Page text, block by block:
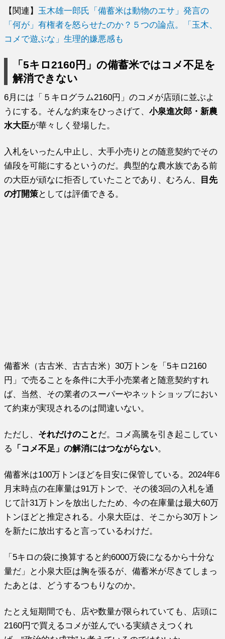
【関連】 玉木雄一郎氏「備蓄米は動物のエサ」発言の
「何が」有権者を怒らせたのか？５つの論点。「玉木、
コメで遊ぶな」生理的嫌悪感も
「5キロ2160円」の備蓄米ではコメ不足を
解消できない
6月には「５キログラム2160円」のコメが店頭に並ぶよ
うにする。そんな約束をひっさげて、小泉進次郎・新農
水大臣が華々しく登場した。
入札をいったん中止し、大手小売りとの随意契約でその
値段を可能にするというのだ。典型的な農水族である前
の大臣が頑なに拒否していたことであり、むろん、
目先
の打開策としては評価できる。
備蓄米（古古米、古古古米）30万トンを「5キロ2160
円」で売ることを条件に大手小売業者と随意契約すれ
ば、当然、その業者のスーパーやネットショップにおい
て約束が実現されるのは間違いない。
ただし、 それだけのことだ。コメ高騰を引き起こしてい
る
「コメ不足」の解消にはつながらない。
備蓄米は100万トンほどを目安に保管している。2024年6
月末時点の在庫量は91万トンで、その後3回の入札を通
じて計31万トンを放出したため、今の在庫量は最大60万
トンほどと推定される。小泉大臣は、そこから30万トン
を新たに放出すると言っているわけだ。
「5キロの袋に換算すると約6000万袋になるから十分な
量だ」と小泉大臣は胸を張るが、備蓄米が尽きてしまっ
たあとは、どうするつもりなのか。
たとえ短期間でも、店や数量が限られていても、店頭に
2160円で買えるコメが並んでいる実績さえつくれ